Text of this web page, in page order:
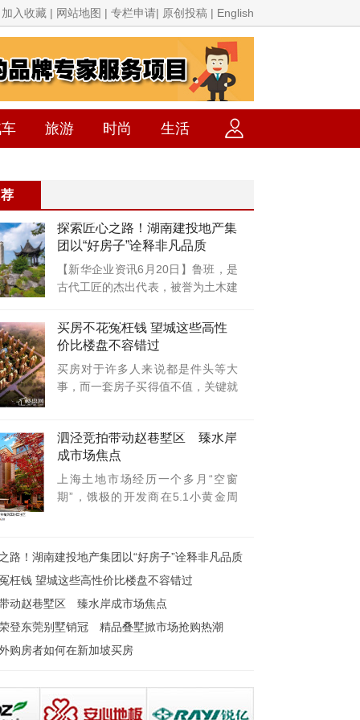
入收藏 | 网站地图 | 专栏申请| 原创投稿 | English
旅游 时尚 生活
探索匠心之路！湖南建投地产集
团以“好房子”诠释非凡品质
【新华企业资讯6月20日】鲁班，是
古代工匠的杰出代表，被誉为土木建
买房不花冤枉钱 望城这些高性
价比楼盘不容错过
买房对于许多人来说都是件头等大
事，而一套房子买得值不值，关键就
泗泾竞拍带动赵巷墅区 臻水岸
成市场焦点
上海土地市场经历一个多月“空窗
期”，饿极的开发商在5.1小黄金周
路！湖南建投地产集团以“好房子”诠释非凡品质
枉钱 望城这些高性价比楼盘不容错过
动赵巷墅区 臻水岸成市场焦点
登东莞别墅销冠 精品叠墅掀市场抢购热潮
购房者如何在新加坡买房